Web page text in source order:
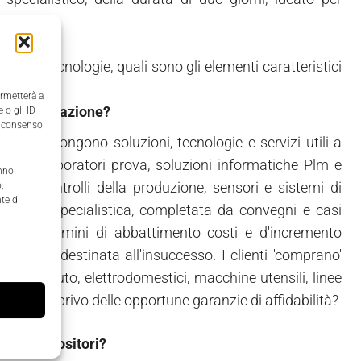
a
o gli ID
di
& Tecnologie, quali sono gli elementi caratteristici
propongono soluzioni, tecnologie e servizi utili a
Laboratori prova, soluzioni informatiche Plm e
controlli della produzione, sensori e sistemi di
specialistica, completata da convegni e casi
in termini di abbattimento costi e d'incremento
è destinata all'insuccesso. I clienti 'comprano'
(auto, elettrodomestici, macchine utensili, linee
bene privo delle opportune garanzie di affidabilità?
agli espositori?